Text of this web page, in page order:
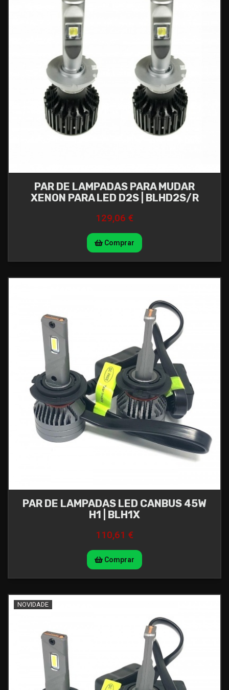
PAR DE LAMPADAS PARA MUDAR
XENON PARA LED D2S | BLHD2S/R
129,06 €
Comprar
PAR DE LAMPADAS LED CANBUS 45W
H1 | BLH1X
110,61 €
Comprar
NOVIDADE